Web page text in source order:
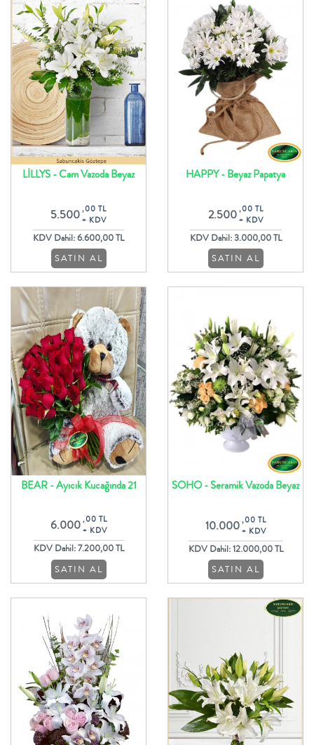
LİLLYS - Cam Vazoda Beyaz
5.500 ,00 TL
+ KDV
KDV Dahil: 6.600,00 TL
SATIN AL
HAPPY - Beyaz Papatya
2.500 ,00 TL
+ KDV
KDV Dahil: 3.000,00 TL
SATIN AL
BEAR - Ayıcık Kucağında 21
6.000 ,00 TL
+ KDV
KDV Dahil: 7.200,00 TL
SATIN AL
SOHO - Seramik Vazoda Beyaz
10.000 ,00 TL
+ KDV
KDV Dahil: 12.000,00 TL
SATIN AL